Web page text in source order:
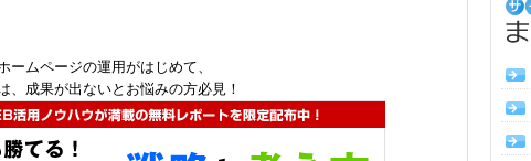
ームページの運用がはじめて、
、成果が出ないとお悩みの方必見！